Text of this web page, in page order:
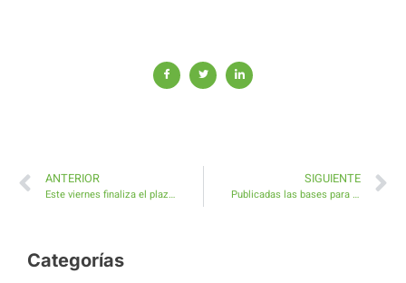
ANTERIOR
Este viernes finaliza el plazo de inscripción al XXXI Encuentro Insular de Villancicos Antigua 2015
SIGUIENTE
Publicadas las bases para la elección de Reinas del Carnaval Antigua 2016
Categorías